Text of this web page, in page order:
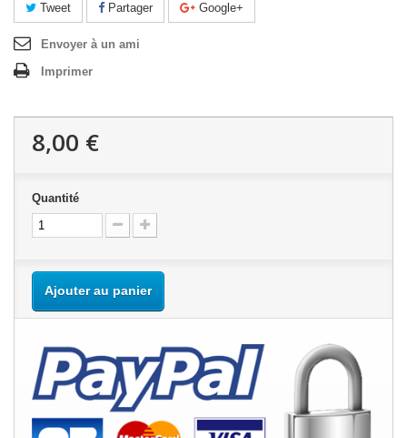
Tweet Partager Google+
Envoyer à un ami
Imprimer
8,00 €
Quantité
Ajouter au panier